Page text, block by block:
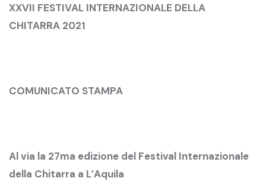
XXVII FESTIVAL INTERNAZIONALE DELLA
CHITARRA 2021
COMUNICATO STAMPA
Al via la 27ma edizione del Festival Internazionale
della Chitarra a L’Aquila